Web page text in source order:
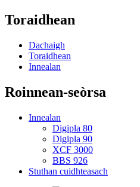
Toraidhean
Dachaigh
Toraidhean
Innealan
Roinnean-seòrsa
Innealan
Digipla 80
Digipla 90
XCF 3000
BBS 926
Stuthan cuidhteasach